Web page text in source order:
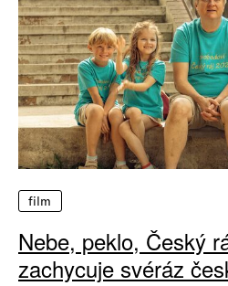
film
Nebe, peklo, Český
zachycuje svéráz